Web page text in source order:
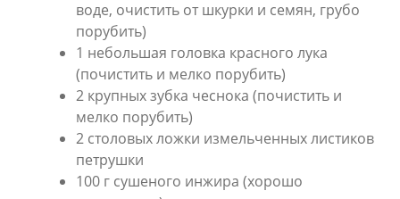
воде, очистить от шкурки и семян, грубо
порубить)
1 небольшая головка красного лука
(почистить и мелко порубить)
2 крупных зубка чеснока (почистить и
мелко порубить)
2 столовых ложки измельченных листиков
петрушки
100 г сушеного инжира (хорошо